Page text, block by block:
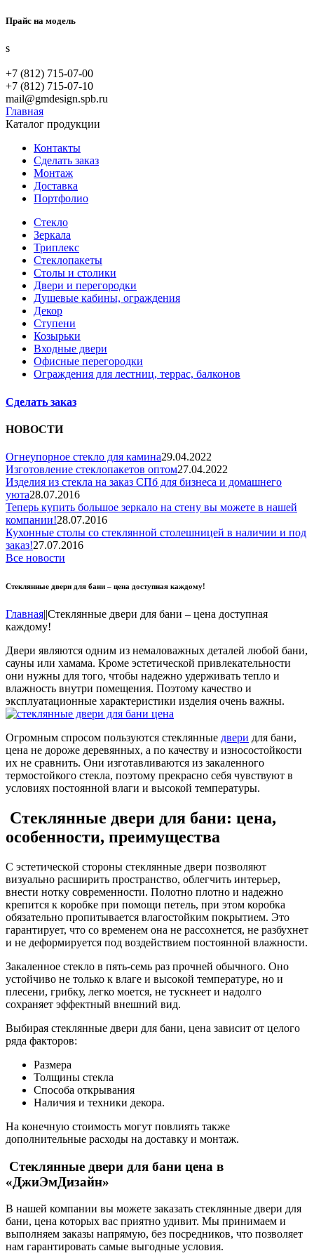
Прайс на модель
s
+7 (812) 715-07-00
+7 (812) 715-07-10
mail@gmdesign.spb.ru
Главная
Каталог продукции
Контакты
Сделать заказ
Монтаж
Доставка
Портфолио
Стекло
Зеркала
Триплекс
Стеклопакеты
Столы и столики
Двери и перегородки
Душевые кабины, ограждения
Декор
Ступени
Козырьки
Входные двери
Офисные перегородки
Ограждения для лестниц, террас, балконов
Сделать заказ
НОВОСТИ
Огнеупорное стекло для камина29.04.2022
Изготовление стеклопакетов оптом27.04.2022
Изделия из стекла на заказ СПб для бизнеса и домашнего
уюта28.07.2016
Теперь купить большое зеркало на стену вы можете в нашей
компании!28.07.2016
Кухонные столы со стеклянной столешницей в наличии и под
заказ!27.07.2016
Все новости
Стеклянные двери для бани – цена доступная каждому!
Главная||Стеклянные двери для бани – цена доступная
каждому!
Двери являются одним из немаловажных деталей любой бани,
сауны или хамама. Кроме эстетической привлекательности
они нужны для того, чтобы надежно удерживать тепло и
влажность внутри помещения. Поэтому качество и
эксплуатационные характеристики изделия очень важны.
Огромным спросом пользуются стеклянные двери для бани,
цена не дороже деревянных, а по качеству и износостойкости
их не сравнить. Они изготавливаются из закаленного
термостойкого стекла, поэтому прекрасно себя чувствуют в
условиях постоянной влаги и высокой температуры.
Стеклянные двери для бани: цена,
особенности, преимущества
С эстетической стороны стеклянные двери позволяют
визуально расширить пространство, облегчить интерьер,
внести нотку современности. Полотно плотно и надежно
крепится к коробке при помощи петель, при этом коробка
обязательно пропитывается влагостойким покрытием. Это
гарантирует, что со временем она не рассохнется, не разбухнет
и не деформируется под воздействием постоянной влажности.
Закаленное стекло в пять-семь раз прочней обычного. Оно
устойчиво не только к влаге и высокой температуре, но и
плесени, грибку, легко моется, не тускнеет и надолго
сохраняет эффектный внешний вид.
Выбирая стеклянные двери для бани, цена зависит от целого
ряда факторов:
Размера
Толщины стекла
Способа открывания
Наличия и техники декора.
На конечную стоимость могут повлиять также
дополнительные расходы на доставку и монтаж.
Стеклянные двери для бани цена в
«ДжиЭмДизайн»
В нашей компании вы можете заказать стеклянные двери для
бани, цена которых вас приятно удивит. Мы принимаем и
выполняем заказы напрямую, без посредников, что позволяет
нам гарантировать самые выгодные условия.